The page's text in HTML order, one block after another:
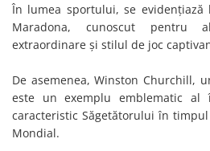
În lumea sportului, se evidențiază
Maradona, cunoscut pentru
extraordinare și stilul de joc
De asemenea, Winston Churchill,
este un exemplu emblematic al
caracteristic Săgetătorului în
Mondial.